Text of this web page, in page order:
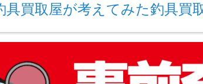
買取屋が考えてみた釣具買